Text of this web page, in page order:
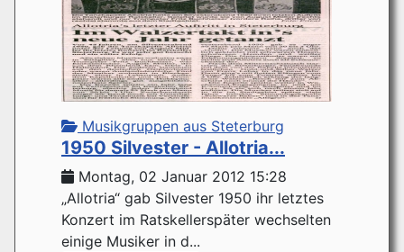
Musikgruppen aus Steterburg
1950 Silvester - Allotria...
Montag, 02 Januar 2012 15:28
„Allotria“ gab Silvester 1950 ihr letztes
Konzert im Ratskellerspäter wechselten
einige Musiker in d...